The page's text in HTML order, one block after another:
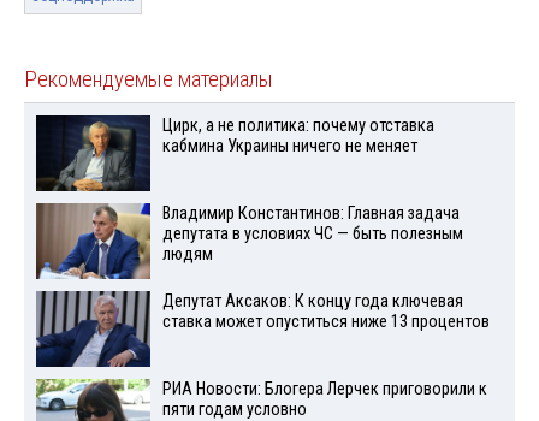
Рекомендуемые материалы
Цирк, а не политика: почему отставка
кабмина Украины ничего не меняет
Владимир Константинов: Главная задача
депутата в условиях ЧС — быть полезным
людям
Депутат Аксаков: К концу года ключевая
ставка может опуститься ниже 13 процентов
РИА Новости: Блогера Лерчек приговорили к
пяти годам условно